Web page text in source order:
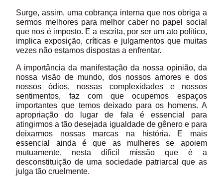
Surge, assim, uma cobrança interna que nos obriga a
sermos melhores para melhor caber no papel social
que nos é imposto. E a escrita, por ser um ato político,
implica exposição, críticas e julgamentos que muitas
vezes não estamos dispostas a enfrentar.
A importância da manifestação da nossa opinião, da
nossa visão de mundo, dos nossos amores e dos
nossos ódios, nossas complexidades e nossos
sentimentos, faz com que ocupemos espaços
importantes que temos deixado para os homens. A
apropriação do lugar de fala é essencial para
atingirmos a tão desejada igualdade de gênero e para
deixarmos nossas marcas na história. E mais
essencial ainda é que as mulheres se apoiem
mutuamente, nesta difícil missão que é a
desconstituição de uma sociedade patriarcal que as
julga tão cruelmente.